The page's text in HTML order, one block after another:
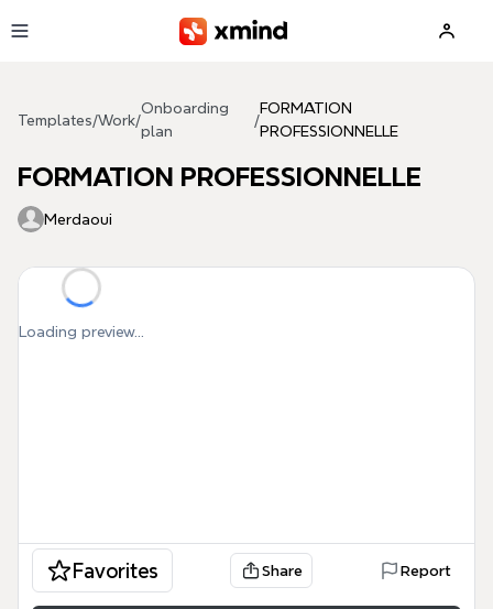
Templates/Work/
Onboarding
plan
/
FORMATION
PROFESSIONNELLE
FORMATION PROFESSIONNELLE
Merdaoui
Loading preview...
Favorites Share Report